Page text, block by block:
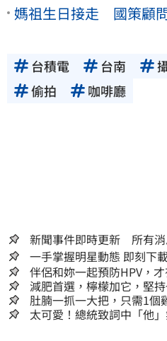
媽祖生日接走 國策顧
台積電 台南
偷拍
咖啡廳
新聞事件即時更新 所有消
一手掌握明星
伴侶和妳一起預防HPV，才
減肥首選，檸檬加它，堅
人生
肚腩一抓一大把，只需1個
太可愛！總統致詞中「他